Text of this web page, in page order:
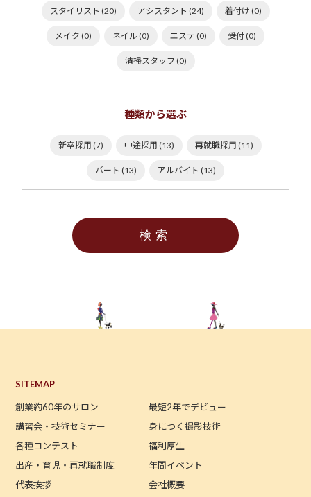
スタイリスト (20) アシスタント (24) 着付け (0)
メイク (0) ネイル (0) エステ (0) 受付 (0)
清掃スタッフ (0)
種類から選ぶ
新卒採用 (7) 中途採用 (13) 再就職採用 (11)
パート (13) アルバイト (13)
SITEMAP
創業約60年のサロン
最短2年でデビュー
講習会・技術セミナー
身につく撮影技術
各種コンテスト
福利厚生
出産・育児・再就職制度
年間イベント
代表挨拶
会社概要